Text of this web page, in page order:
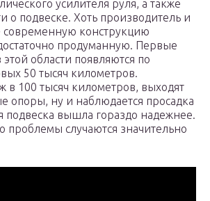
усилителя руля, а также
о подвеске. Хоть производитель и
конструкцию
продуманную. Первые
области появляются по
50 тысяч километров.
в 100 тысяч километров, выходят
опоры, ну и наблюдается просадка
подвеска вышла гораздо надежнее.
проблемы случаются значительно